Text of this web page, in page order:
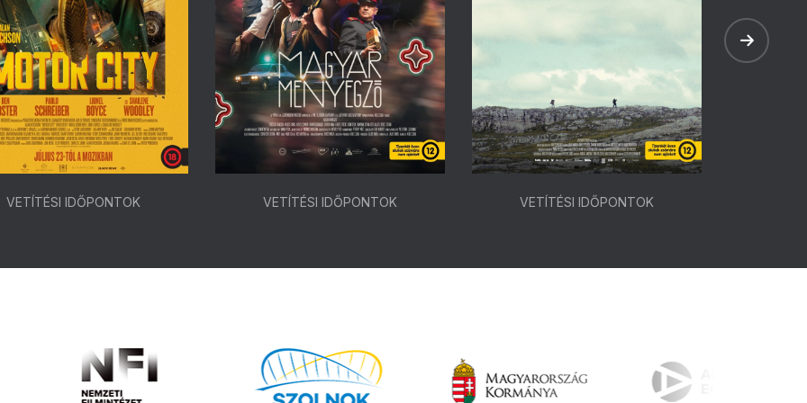
VETÍTÉSI IDŐPONTOK VETÍTÉSI IDŐPONTOK VETÍTÉSI IDŐPONTOK